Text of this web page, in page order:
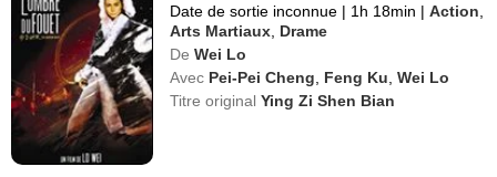
Date de sortie inconnue | 1h 18min | Action
Arts Martiaux Drame
De Wei Lo
Avec Pei-Pei Cheng Feng Ku ,Wei Lo
Titre originalYing Zi Shen Bian